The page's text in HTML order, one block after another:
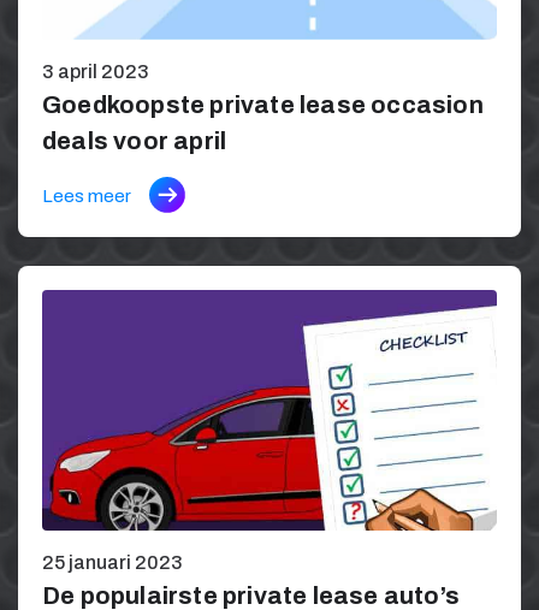
3 april 2023
Goedkoopste private lease occasion
deals voor april
Lees meer
25 januari 2023
De populairste private lease auto’s